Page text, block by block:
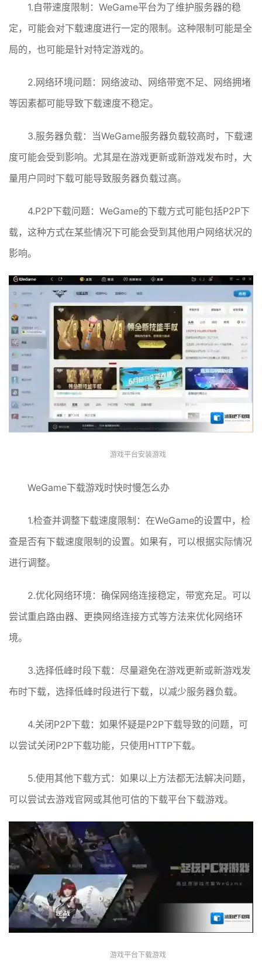
1.自带速度限制：WeGame平台为了维护服务器的稳
定，可能会对下载速度进行一定的限制。这种限制可能是全
局的，也可能是针对特定游戏的。
2.网络环境问题：网络波动、网络带宽不足、网络拥堵
等因素都可能导致下载速度不稳定。
3.服务器负载：当WeGame服务器负载较高时，下载速
度可能会受到影响。尤其是在游戏更新或新游戏发布时，大
量用户同时下载可能导致服务器负载过高。
4.P2P下载问题：WeGame的下载方式可能包括P2P下
载，这种方式在某些情况下可能会受到其他用户网络状况的
影响。
游戏平台安装游戏
WeGame下载游戏时快时慢怎么办
1.检查并调整下载速度限制：在WeGame的设置中，检
查是否有下载速度限制的设置。如果有，可以根据实际情况
进行调整。
2.优化网络环境：确保网络连接稳定，带宽充足。可以
尝试重启路由器、更换网络连接方式等方法来优化网络环
境。
3.选择低峰时段下载：尽量避免在游戏更新或新游戏发
布时下载，选择低峰时段进行下载，以减少服务器负载。
4.关闭P2P下载：如果怀疑是P2P下载导致的问题，可
以尝试关闭P2P下载功能，只使用HTTP下载。
5.使用其他下载方式：如果以上方法都无法解决问题，
可以尝试去游戏官网或其他可信的下载平台下载游戏。
游戏平台下载游戏